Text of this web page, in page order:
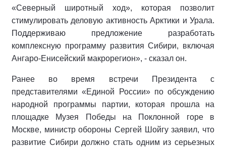
«Северный широтный ход», которая позволит
стимулировать деловую активность Арктики и Урала.
Поддерживаю предложение разработать
комплексную программу развития Сибири, включая
Ангаро-Енисейский макрорегион», - сказал он.
Ранее во время встречи Президента с
представителями «Единой России» по обсуждению
народной программы партии, которая прошла на
площадке Музея Победы на Поклонной горе в
Москве, министр обороны Сергей Шойгу заявил, что
развитие Сибири должно стать одним из серьезных